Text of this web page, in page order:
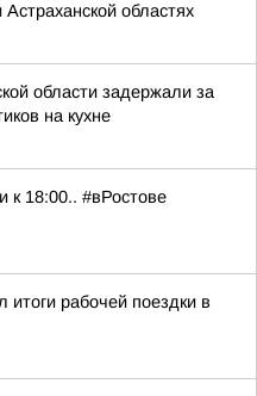
Астраханской областях
области задержали за
на кухне
к 18:00.. #вРостове
рабочей поездки в